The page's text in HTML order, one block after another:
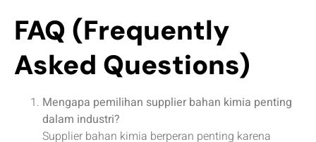
FAQ (Frequently
Asked Questions)
Mengapa pemilihan supplier bahan kimia penting
dalam industri?
Supplier bahan kimia berperan penting karena